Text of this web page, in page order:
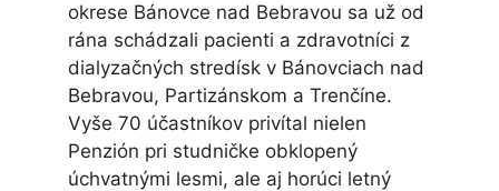
okrese Bánovce nad Bebravou sa už od
rána schádzali pacienti a zdravotníci z
dialyzačných stredísk v Bánovciach nad
Bebravou, Partizánskom a Trenčíne.
Vyše 70 účastníkov privítal nielen
Penzión pri studničke obklopený
úchvatnými lesmi, ale aj horúci letný